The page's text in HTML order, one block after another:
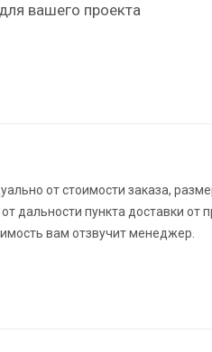
вашего проекта
от стоимости заказа,
дальности пункта доставки от
вам отзвучит менеджер.